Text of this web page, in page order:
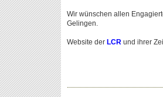
Wir wünschen allen
Gelingen.
Website der LCR und ihrer